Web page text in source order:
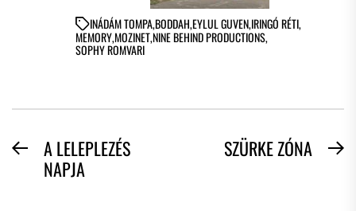
INÁDÁM TOMPA,BODDAH,EYLUL GUVEN,IRINGÓ RÉTI,
MEMORY,MOZINET,NINE BEHIND PRODUCTIONS,
SOPHY ROMVARI
BEJEGYZÉS
NAVIGÁCIÓ
PreviousA LELEPLEZÉS
NAPJA
SZÜRKE ZÓNA